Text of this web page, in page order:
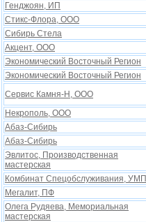
Генджоян, ИП
Стикс-Флора, ООО
Сибирь Стела
Акцент, ООО
Экономический Восточный Регион
Экономический Восточный Регион
Сервис Камня-Н, ООО
Некрополь, ООО
Абаз-Сибирь
Абаз-Сибирь
Эвлитос, Производственная
мастерская
Комбинат Спецобслуживания, УМП
Мегалит, ПФ
Олега Рудяева, Мемориальная
мастерская